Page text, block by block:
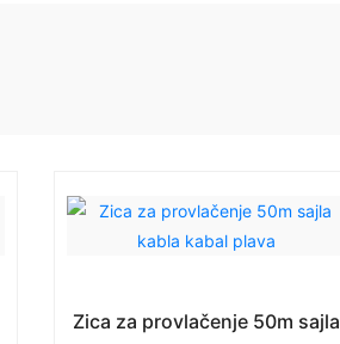
Zica za provlačenje 50m sajla